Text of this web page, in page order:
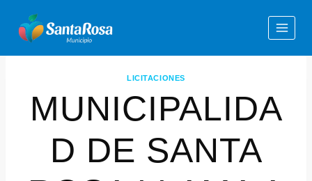
LICITACIONES
MUNICIPALIDA
D DE SANTA